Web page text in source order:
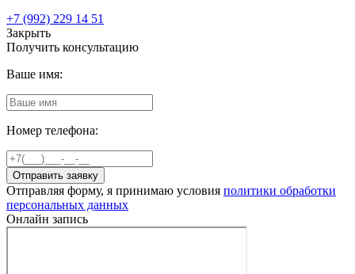
+7 (992) 229 14 51
Закрыть
Получить консультацию
Ваше имя:
Номер телефона:
Отправить заявку
Отправляя форму, я принимаю условия политики обработки
персональных данных
Онлайн запись